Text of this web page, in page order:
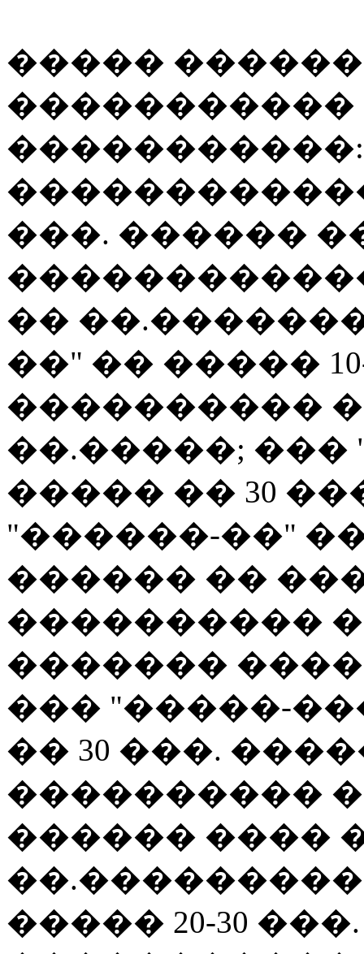
�����
�����������
���. ������
��
��" �� �����
����������
��.�����; ���
����� �� 30
"������-��"
������ ��
����������
�������
��� "�����-
�� 30 ���.
����������
������ ����
����� 20-30